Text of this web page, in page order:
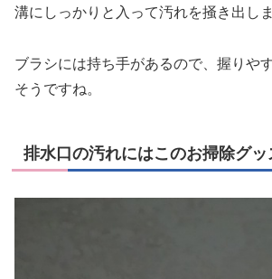
溝にしっかりと入って汚れを掻き出し
ブラシには持ち手があるので、握りや
そうですね。
排水口の汚れにはこのお掃除グッ